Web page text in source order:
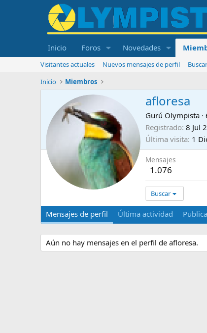
Inicio Foros Novedades
Visitantes actuales Nuevos mensajes de perfil
Inicio
Miembros
afloresa
Gurú Olympista ·
Registrado 8 Jul
Última visita 1
Mensajes
1.076
Buscar
Mensajes de perfil Última actividad
Aún no hay mensajes en el perfil de afloresa.